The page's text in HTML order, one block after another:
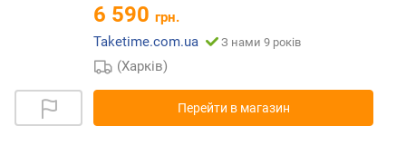
6 590 грн.
Taketime.com.ua
З нами 9 років
(Харків)
Перейти в магазин